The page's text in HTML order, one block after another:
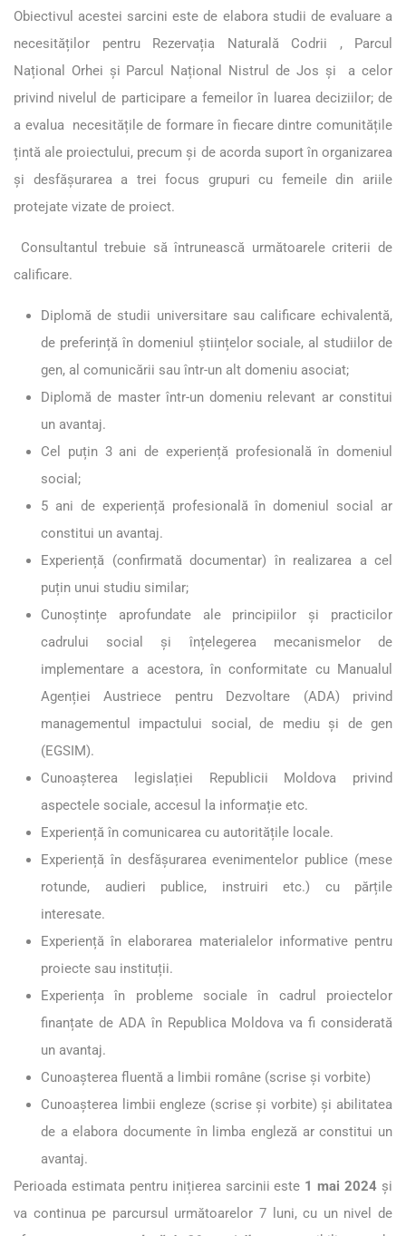
Obiectivul acestei sarcini este de elabora studii de evaluare a
necesităților pentru Rezervația Naturală Codrii , Parcul
Național Orhei și Parcul Național Nistrul de Jos și a celor
privind nivelul de participare a femeilor în luarea deciziilor; de
a evalua necesitățile de formare în fiecare dintre comunitățile
țintă ale proiectului, precum și de acorda suport în organizarea
și desfășurarea a trei focus grupuri cu femeile din ariile
protejate vizate de proiect.
Consultantul trebuie să întrunească următoarele criterii de
calificare.
Diplomă de studii universitare sau calificare echivalentă,
de preferință în domeniul științelor sociale, al studiilor de
gen, al comunicării sau într-un alt domeniu asociat;
Diplomă de master într-un domeniu relevant ar constitui
un avantaj.
Cel puțin 3 ani de experiență profesională în domeniul
social;
5 ani de experiență profesională în domeniul social ar
constitui un avantaj.
Experiență (confirmată documentar) în realizarea a cel
puțin unui studiu similar;
Cunoștințe aprofundate ale principiilor și practicilor
cadrului social și înțelegerea mecanismelor de
implementare a acestora, în conformitate cu Manualul
Agenției Austriece pentru Dezvoltare (ADA) privind
managementul impactului social, de mediu și de gen
(EGSIM).
Cunoașterea legislației Republicii Moldova privind
aspectele sociale, accesul la informație etc.
Experiență în comunicarea cu autoritățile locale.
Experiență în desfășurarea evenimentelor publice (mese
rotunde, audieri publice, instruiri etc.) cu părțile
interesate.
Experiență în elaborarea materialelor informative pentru
proiecte sau instituții.
Experiența în probleme sociale în cadrul proiectelor
finanțate de ADA în Republica Moldova va fi considerată
un avantaj.
Cunoașterea fluentă a limbii române (scrise și vorbite)
Cunoașterea limbii engleze (scrise și vorbite) și abilitatea
de a elabora documente în limba engleză ar constitui un
avantaj.
Perioada estimata pentru inițierea sarcinii este 1 mai 2024 și
va continua pe parcursul următoarelor 7 luni, cu un nivel de